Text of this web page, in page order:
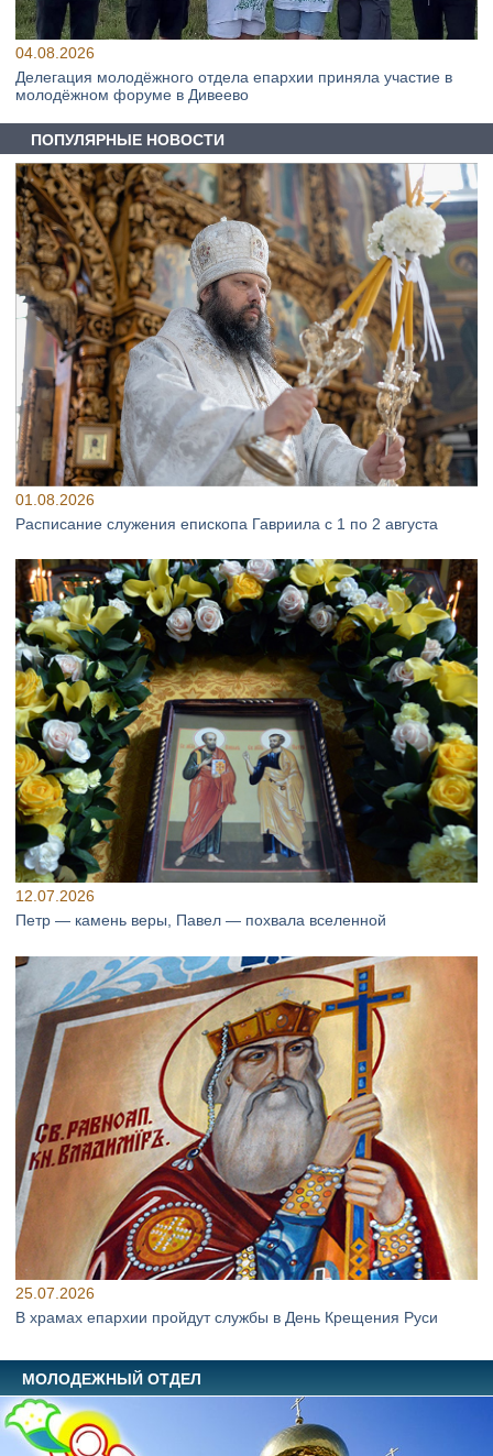
04.08.2026
Делегация молодёжного отдела епархии приняла участие в
молодёжном форуме в Дивеево
ПОПУЛЯРНЫЕ НОВОСТИ
01.08.2026
Расписание служения епископа Гавриила с 1 по 2 августа
12.07.2026
Петр — камень веры, Павел — похвала вселенной
25.07.2026
В храмах епархии пройдут службы в День Крещения Руси
МОЛОДЕЖНЫЙ ОТДЕЛ